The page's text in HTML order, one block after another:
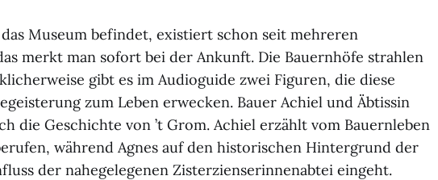
Museum befindet, existiert schon seit mehreren
merkt man sofort bei der Ankunft. Die Bauernhöfe strahlen
gibt es im Audioguide zwei Figuren, die diese
zum Leben erwecken. Bauer Achiel und Äbtissin
die Geschichte von ’t Grom. Achiel erzählt vom Bauernleben
während Agnes auf den historischen Hintergrund der
der nahegelegenen Zisterzienserinnenabtei eingeht.